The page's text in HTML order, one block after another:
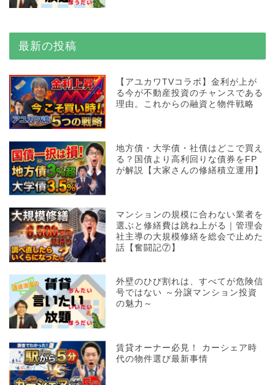
最新の投稿
【アユカワTVコラボ】金利が上が
る今が不動産投資のチャンスである
理由。これからの融資と物件戦略
地方債・大学債・社債はどこで買え
る？国債より高利回りな債券をFP
が解説【大家さんの修繕積立運用】
マンションの規模に合わない業者を
選ぶと修繕費は跳ね上がる｜管理会
社主導の大規模修繕を総会で止めた
話【奮闘記⑦】
外壁のひび割れは、すべてが危険信
号ではない ～分譲マンション投資
の魅力～
賃貸オーナー必見！ カーシェア時
代の物件選び最新事情